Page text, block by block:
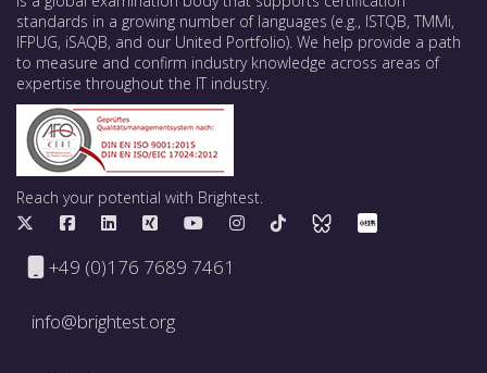
standards in a growing number of languages (e.g., ISTQB, TMMi,
IFPUG, iSAQB, and our United Portfolio). We help provide a path
to measure and confirm industry knowledge across areas of
expertise throughout the IT industry.
Reach your potential with Brightest.
+49 (0)176 7689 7461
info@brightest.org